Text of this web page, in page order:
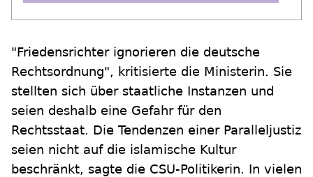
"Friedensrichter ignorieren die deutsche
Rechtsordnung", kritisierte die Ministerin. Sie
stellten sich über staatliche Instanzen und
seien deshalb eine Gefahr für den
Rechtsstaat. Die Tendenzen einer Paralleljustiz
seien nicht auf die islamische Kultur
beschränkt, sagte die CSU-Politikerin. In vielen